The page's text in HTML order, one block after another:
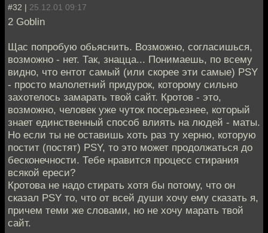
#32 | 25.12.01 09:17
2 Goblin
Щас попробую обьяснить. Возможно, согласишься,
возможно - нет. Так, знацца... Понимаешь, по всему
видно, что ентот самый (или скорее эти самые) PSY
- просто малолетний придурок, которому сильно
захотелось замарать твой сайт. Кротов - это,
возможно, человек уже чуток посерьезнее, который
знает единственный способ влиять на людей - маты.
Но если ты не оставишь хоть раз ту херню, которую
постит (постят) PSY, то это может продолжаться до
бесконечности. Тебе нравится процесс стирания
всякой ереси?
Кротова не надо стирать хотя бы потому, что он
сказал PSY то, что от всей души хочу ему сказать я,
причем теми же словами, но не хочу марать твой
сайт.